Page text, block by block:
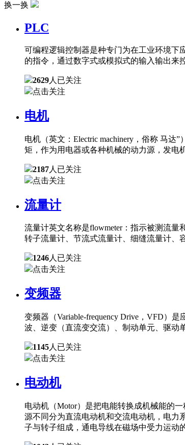
换一换
PLC
可编程逻辑控制器是种专门为在工业环境下
的指令，通过数字式或模拟式的输入输出来
2629人已关注
点击关注
电机
电机（英文：Electric machinery，俗称 马
矩，作为用电器或各种机械的动力源，发电
2187人已关注
点击关注
流量计
流量计英文名称是flowmeter：指示被测流
转子流量计、节流式流量计、细缝流量计、
1246人已关注
点击关注
变频器
变频器（Variable-frequency Drive，VFD）
波、逆变（直流变交流）、制动单元、驱动
1145人已关注
点击关注
电动机
电动机（Motor）是把电能转换成机械能的
源不同分为直流电动机和交流电动机，电力
子与转子组成，通电导线在磁场中受力运动